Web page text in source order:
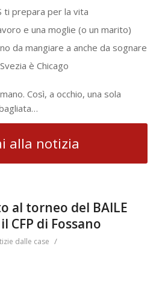
ti prepara per la vita
e una moglie (o un marito)
da mangiare a anche da sognare
è Chicago
Così, a occhio, una sola
alla notizia
al torneo del BAILE
CFP di Fossano
dalle case /